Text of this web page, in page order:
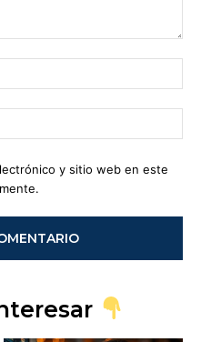
y sitio web en este